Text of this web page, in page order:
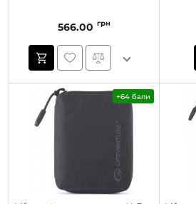
566.00 грн
+64 бали